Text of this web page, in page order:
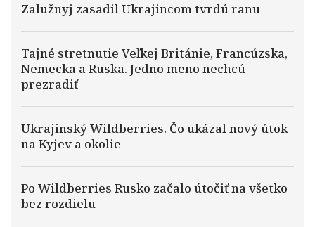
Zalužnyj zasadil Ukrajincom tvrdú ranu
Tajné stretnutie Veľkej Británie, Francúzska,
Nemecka a Ruska. Jedno meno nechcú
prezradiť
Ukrajinský Wildberries. Čo ukázal nový útok
na Kyjev a okolie
Po Wildberries Rusko začalo útočiť na všetko
bez rozdielu